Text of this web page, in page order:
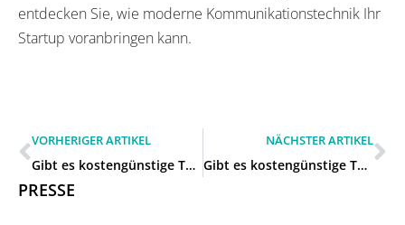
entdecken Sie, wie moderne Kommunikationstechnik Ihr
Startup voranbringen kann.
VORHERIGER ARTIKEL
Gibt es kostengünstige Telefonanlagen für Startups und kleine Firmen in Moers?
NÄCHSTER ARTIKEL
Gibt es kostengünstige Telefonanlagen für Startups und kleine Firmen in Moers?
PRESSE